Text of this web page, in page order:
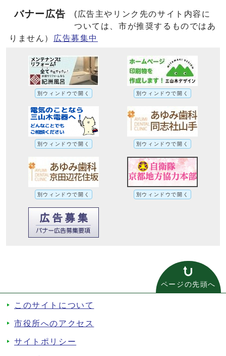
バナー広告
(広告主やリンク先のサイト内容に
ついては、市が推奨するものではあ
りません）
広告募集中
別ウィンドウで開く 別ウィンドウで開く
別ウィンドウで開く 別ウィンドウで開く
別ウィンドウで開く 別ウィンドウで開く
ページの先頭へ
このサイトについて
市役所へのアクセス
サイトポリシー